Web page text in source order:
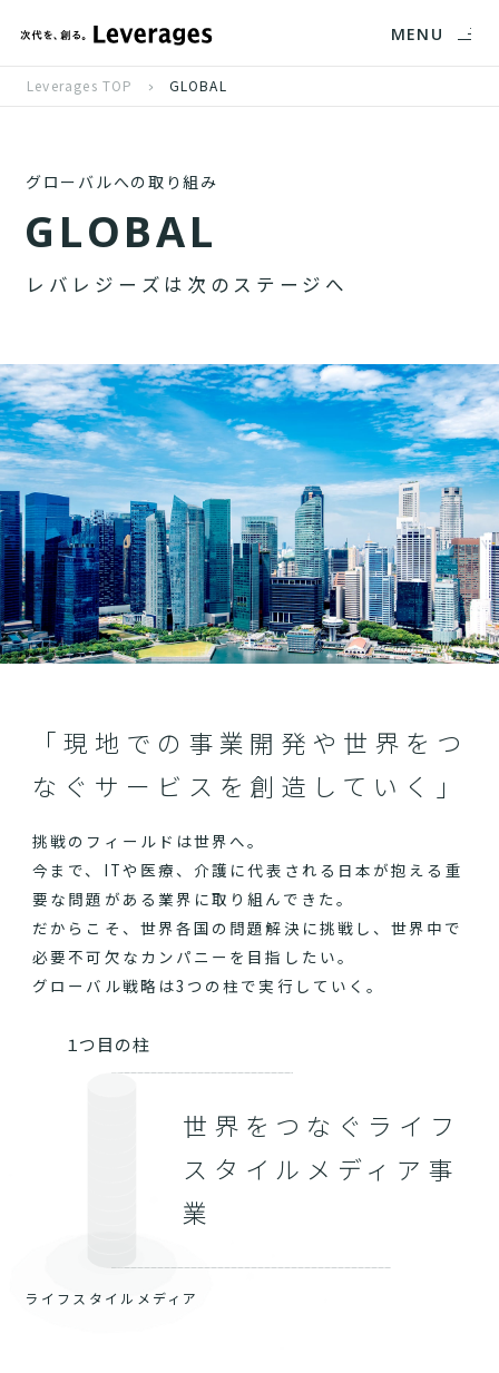
MENU
Leverages TOP GLOBAL
グローバルへの取り組み
GLOBAL
レ バ レ ジ ー ズ は 次 の ス テ ー ジ へ
「現地での事業開発や世界をつ
なぐサービスを創造していく」
挑戦のフィールドは世界へ。
今まで、ITや医療、介護に代表される日本が抱える重
要な問題がある業界に取り組んできた。
だからこそ、世界各国の問題解決に挑戦し、世界中で
必要不可欠なカンパニーを目指したい。
グローバル戦略は3つの柱で実行していく。
１つ目の柱
ライフスタイルメディア
世界をつなぐライフ
スタイルメディア事
業